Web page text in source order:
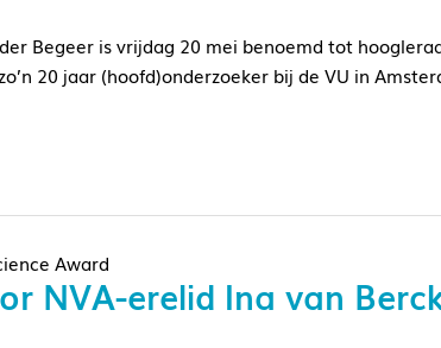
Begeer is vrijdag 20 mei benoemd tot
20 jaar (hoofd)onderzoeker bij de VU in
Award
NVA-erelid Ina van